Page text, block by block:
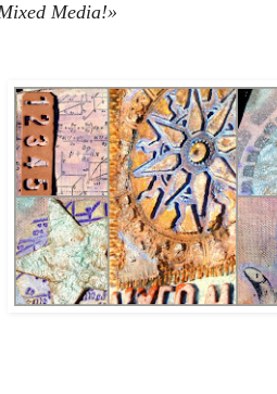
Media!»